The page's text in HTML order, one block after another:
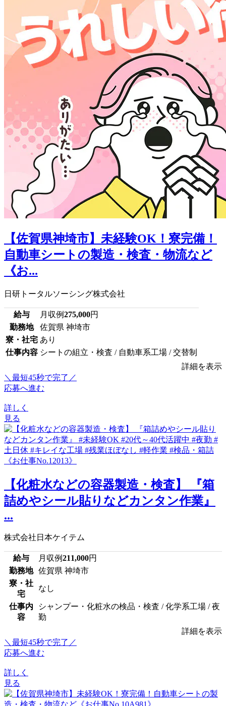
【佐賀県神埼市】未経験OK！寮完備！
自動車シートの製造・検査・物流など
《お...
日研トータルソーシング株式会社
給与 月収例275,000円
勤務地
佐賀県 神埼市
寮・社宅 あり
仕事内容 シートの組立・検査 / 自動車系工場 / 交替制
詳細を表示
＼最短45秒で完了／
応募へ進む
詳しく
見る
【化粧水などの容器製造・検査】 『箱
詰めやシール貼りなどカンタン作業』
...
株式会社日本ケイテム
給与 月収例211,000円
勤務地
佐賀県 神埼市
寮・社
宅
なし
仕事内
容
シャンプー・化粧水の検品・検査 / 化学系工場 / 夜
勤
詳細を表示
＼最短45秒で完了／
応募へ進む
詳しく
見る